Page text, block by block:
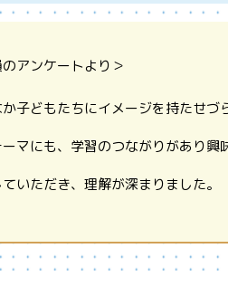
アンケートより＞
子どもたちにイメージを持たせづ
マにも、学習のつながりがあり興
いただき、理解が深まりました。